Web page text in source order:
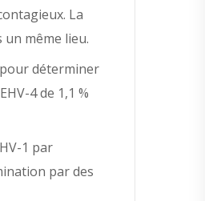
La
même lieu.
déterminer
4 de 1,1 %
1 par
par des